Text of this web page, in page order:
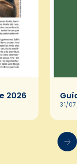
2026
31/